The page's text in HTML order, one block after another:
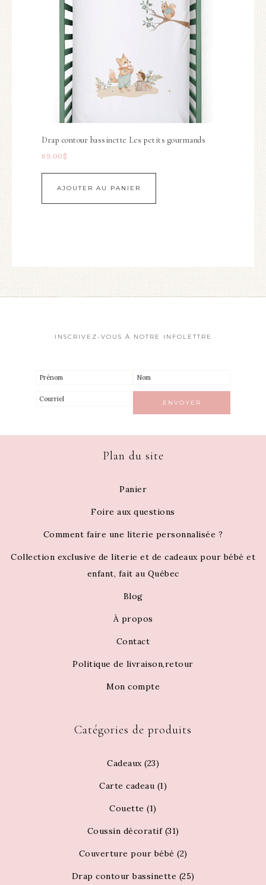
Drap contour bassinette Les petits gourmands
69.00 $
AJOUTER AU PANIER
INSCRIVEZ-VOUS À NOTRE INFOLETTRE
Plan du site
Panier
Foire aux questions
Comment faire une literie personnalisée ?
Collection exclusive de literie et de cadeaux pour bébé et
enfant, fait au Québec
Blog
À propos
Contact
Politique de livraison,retour
Mon compte
Catégories de produits
Cadeaux (23)
Carte cadeau (1)
Couette (1)
Coussin décoratif (31)
Couverture pour bébé (2)
Drap contour bassinette (25)